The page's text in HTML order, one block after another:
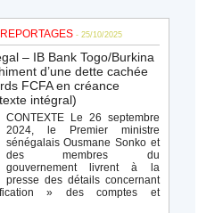
- 25/10/2025
– IB Bank Togo/Burkina
d’une dette cachée
FCFA en créance
intégral)
CONTEXTE Le 26 septembre
2024, le Premier ministre
sénégalais Ousmane Sonko et
des membres du
gouvernement livrent à la
presse des détails concernant
» des comptes et